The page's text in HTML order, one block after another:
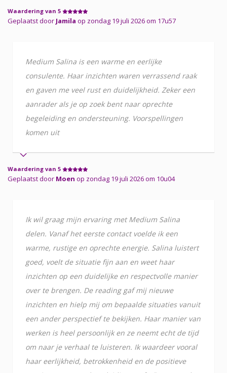
Waardering van 5
Geplaatst door Jamila op zondag 19 juli 2026 om 17u57
Medium Salina is een warme en eerlijke
consulente. Haar inzichten waren verrassend raak
en gaven me veel rust en duidelijkheid. Zeker een
aanrader als je op zoek bent naar oprechte
begeleiding en ondersteuning. Voorspellingen
komen uit
Waardering van 5
Geplaatst door Moen op zondag 19 juli 2026 om 10u04
Ik wil graag mijn ervaring met Medium Salina
delen. Vanaf het eerste contact voelde ik een
warme, rustige en oprechte energie. Salina luistert
goed, voelt de situatie fijn aan en weet haar
inzichten op een duidelijke en respectvolle manier
over te brengen. De reading gaf mij nieuwe
inzichten en hielp mij om bepaalde situaties vanuit
een ander perspectief te bekijken. Haar manier van
werken is heel persoonlijk en ze neemt echt de tijd
om naar je verhaal te luisteren. Ik waardeer vooral
haar eerlijkheid, betrokkenheid en de positieve